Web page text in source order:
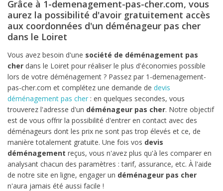
Grâce à 1-demenagement-pas-cher.com, vous
aurez la possibilité d'avoir gratuitement accès
aux coordonnées d'un déménageur pas cher
dans le Loiret
Vous avez besoin d'une société de déménagement pas
cher dans le Loiret pour réaliser le plus d'économies possible
lors de votre déménagement ? Passez par 1-demenagement-
pas-cher.com et complétez une demande de devis
déménagement pas cher : en quelques secondes, vous
trouverez l'adresse d'un déménageur pas cher. Notre objectif
est de vous offrir la possibilité d'entrer en contact avec des
déménageurs dont les prix ne sont pas trop élevés et ce, de
manière totalement gratuite. Une fois vos devis
déménagement reçus, vous n'avez plus qu'à les comparer en
analysant chacun des paramètres : tarif, assurance, etc. À l'aide
de notre site en ligne, engager un déménageur pas cher
n'aura jamais été aussi facile !